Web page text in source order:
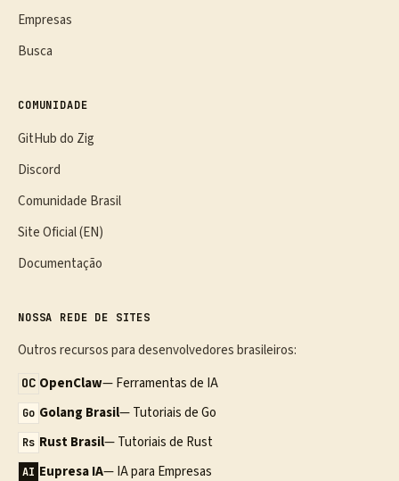
Empresas
Busca
COMUNIDADE
GitHub do Zig
Discord
Comunidade Brasil
Site Oficial (EN)
Documentação
NOSSA REDE DE SITES
Outros recursos para desenvolvedores brasileiros:
OC OpenClaw— Ferramentas de IA
Go Golang Brasil— Tutoriais de Go
Rs Rust Brasil— Tutoriais de Rust
AI Eupresa IA— IA para Empresas